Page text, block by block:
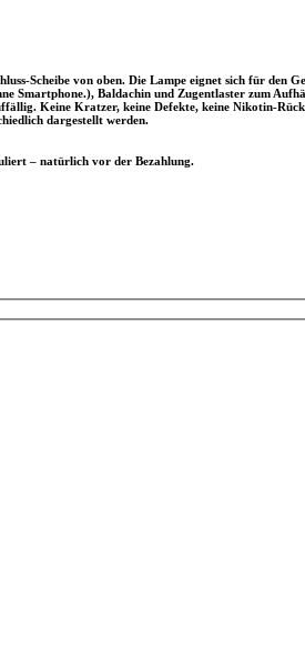
Scheibe von oben. Die Lampe eignet sich für den
Baldachin und Zugentlaster zum
Keine Kratzer, keine Defekte, keine Nikotin-
dargestellt werden.
– natürlich vor der Bezahlung.